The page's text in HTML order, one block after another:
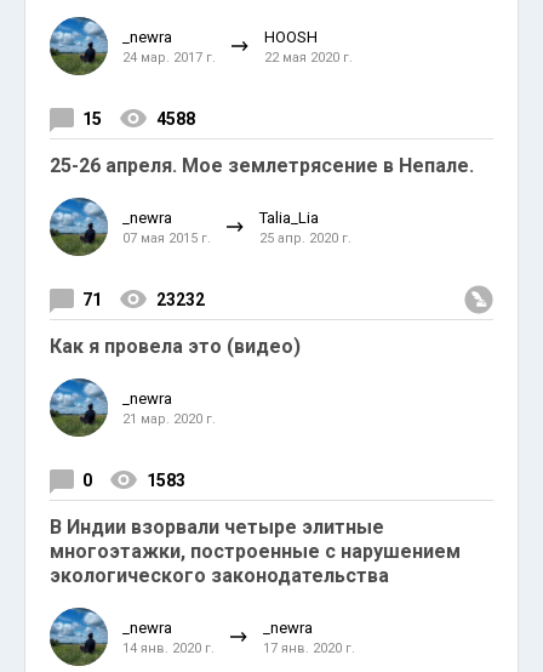
_newra
24 мар. 2017 г.
HOOSH
22 мая 2020 г.
15 4588
25-26 апреля. Мое землетрясение в Непале.
_newra
07 мая 2015 г.
Talia_Lia
25 апр. 2020 г.
71 23232
Как я провела это (видео)
_newra
21 мар. 2020 г.
0 1583
В Индии взорвали четыре элитные
многоэтажки, построенные с нарушением
экологического законодательства
_newra
14 янв. 2020 г.
_newra
17 янв. 2020 г.